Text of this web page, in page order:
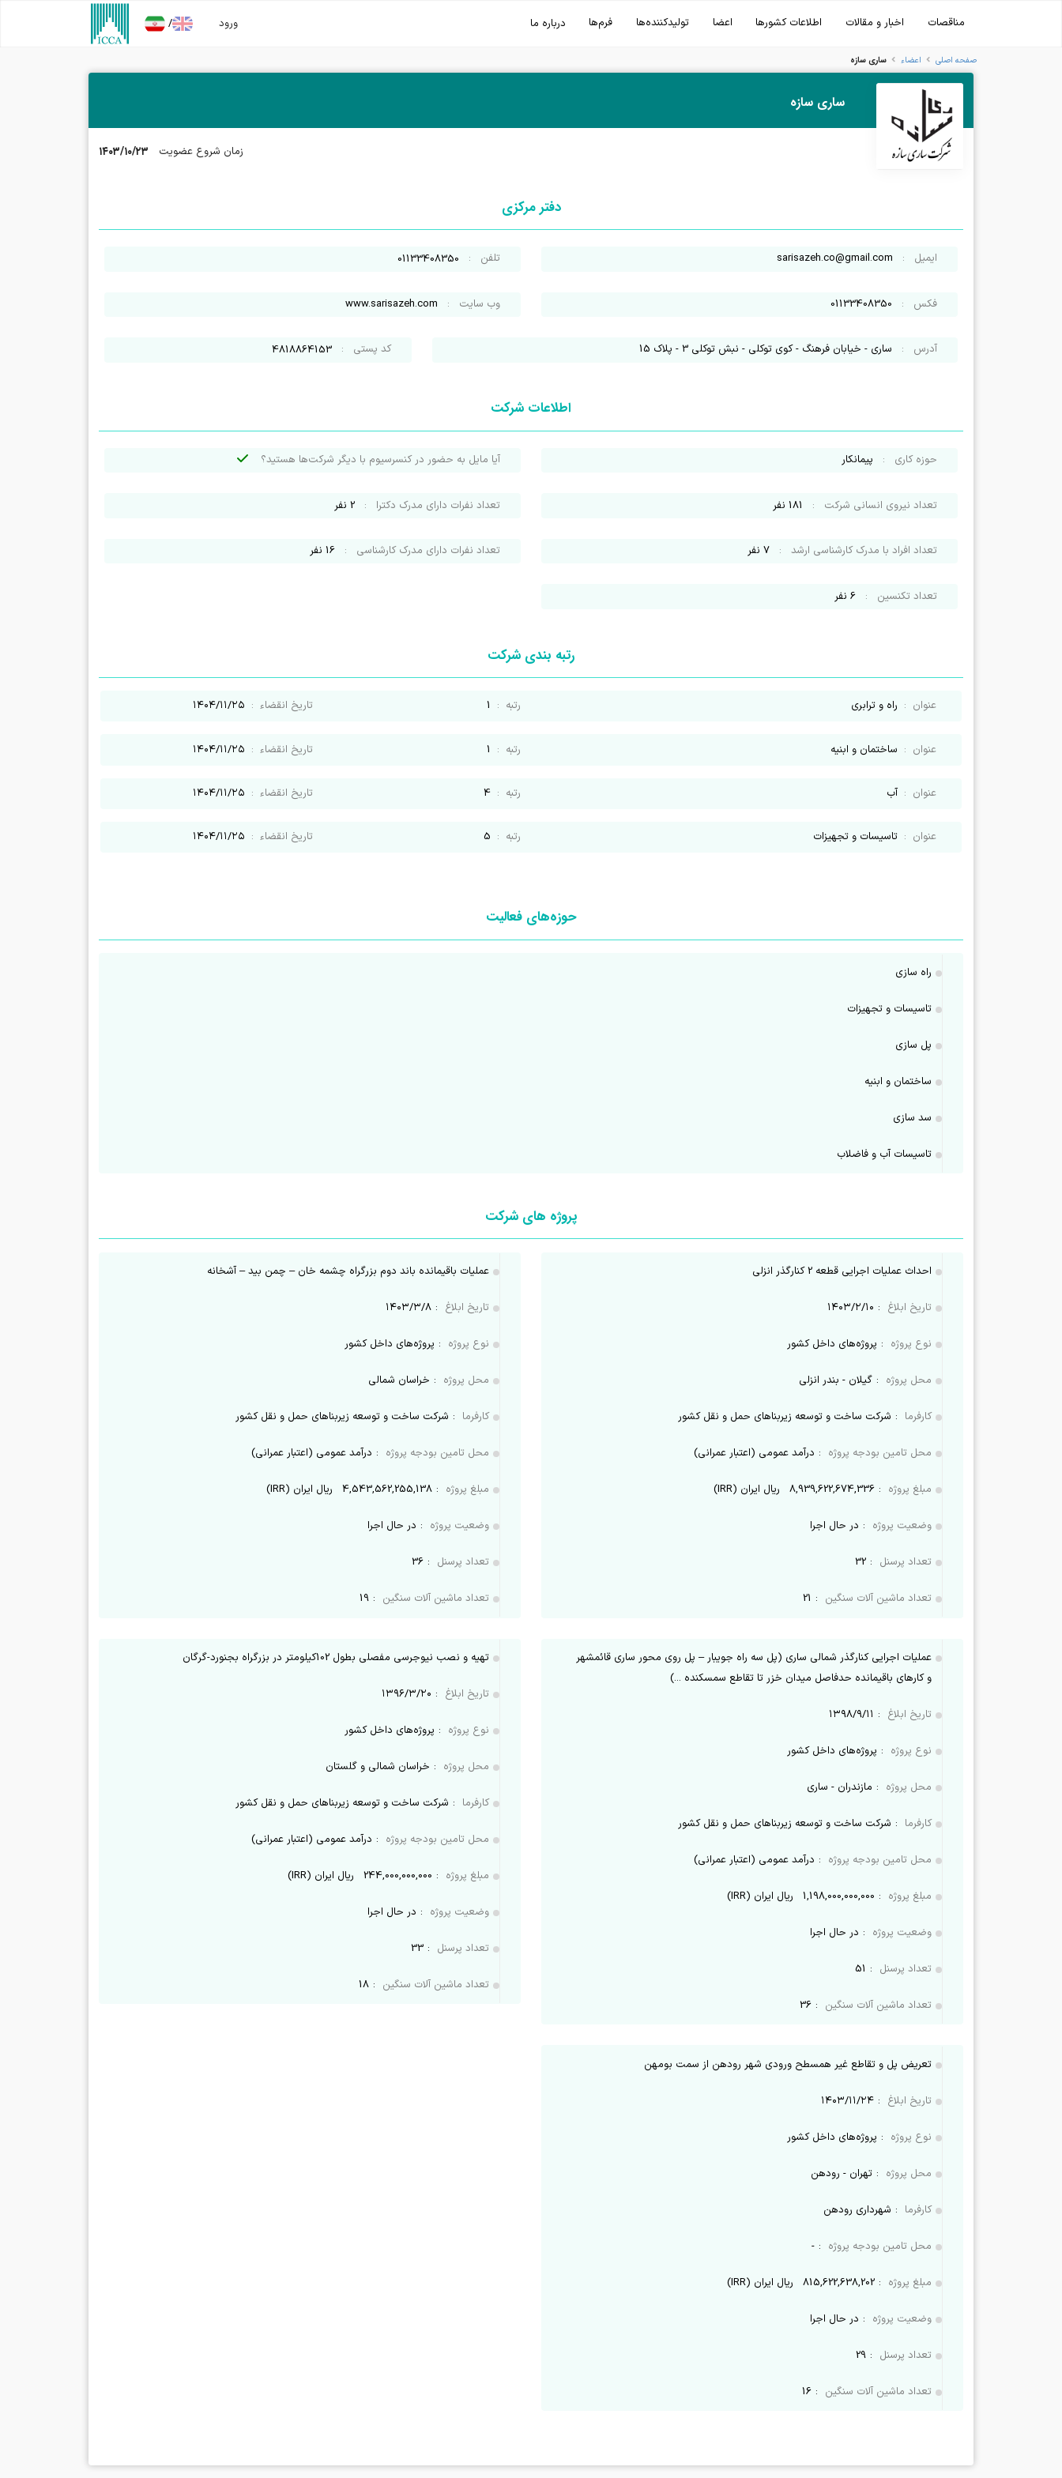
مناقصات اخبار و مقالات اطلاعات کشورها اعضا تولیدکننده‌ها فرم‌ها درباره ما ورود /
صفحه اصلی اعضاء ساری سازه
ساری سازه
زمان شروع عضویت ۱۴۰۳/۱۰/۲۳
دفتر مرکزی
ایمیل :
sarisazeh.co@gmail.com تلفن :
01133408350
فکس :
01133408350 وب سایت :
www.sarisazeh.com
آدرس : ساری - خیابان فرهنگ - کوی توکلی - نبش توکلی 3 - پلاک 15 کد پستی :
4818864153
اطلاعات شرکت
حوزه کاری : پیمانکار آیا مایل به حضور در کنسرسیوم با دیگر شرکت‌ها هستید؟
تعداد نیروی انسانی شرکت :
181 نفر تعداد نفرات دارای مدرک دکترا :
2 نفر
تعداد افراد با مدرک کارشناسی ارشد:
7 نفر تعداد نفرات دارای مدرک کارشناسی :
16 نفر
تعداد تکنسین :
6 نفر
رتبه بندی شرکت
عنوان : راه و ترابری رتبه :
1 تاریخ انقضاء: ۱۴۰۴/۱۱/۲۵
عنوان : ساختمان و ابنیه رتبه :
1 تاریخ انقضاء: ۱۴۰۴/۱۱/۲۵
عنوان :آب رتبه :
4 تاریخ انقضاء: ۱۴۰۴/۱۱/۲۵
عنوان :تاسیسات و تجهیزات رتبه :
5 تاریخ انقضاء: ۱۴۰۴/۱۱/۲۵
حوزه‌های فعالیت
راه سازی
تاسیسات و تجهیزات
پل سازی
ساختمان و ابنیه
سد سازی
تاسيسات آب و فاضلاب
پروژه های شرکت
احداث عملیات اجرایی قطعه 2 کنارگذر انزلی
تاریخ ابلاغ : ۱۴۰۳/۲/۱۰
نوع پروژه : پروژه‌های داخل کشور
محل پروژه : گیلان - بندر انزلی
کارفرما : شرکت ساخت و توسعه زیربناهای حمل و نقل کشور
محل تامین بودجه پروژه : درآمد عمومی (اعتبار عمرانی)
مبلغ پروژه :
8,939,622,674,336 ریال ایران (IRR)
وضعیت پروژه : در حال اجرا
تعداد پرسنل :
32
تعداد ماشین آلات سنگین :
21
عملیات باقیمانده باند دوم بزرگراه چشمه خان – چمن بید – آشخانه
تاریخ ابلاغ : ۱۴۰۳/۳/۸
نوع پروژه : پروژه‌های داخل کشور
محل پروژه : خراسان شمالی
کارفرما : شرکت ساخت و توسعه زیربناهای حمل و نقل کشور
محل تامین بودجه پروژه : درآمد عمومی (اعتبار عمرانی)
مبلغ پروژه :
4,543,562,255,138 ریال ایران (IRR)
وضعیت پروژه : در حال اجرا
تعداد پرسنل :
36
تعداد ماشین آلات سنگین :
19
عملیات اجرایی کنارگذر شمالی ساری (پل سه راه جویبار – پل روی محور ساری قائمشهر
و کارهای باقیمانده حدفاصل میدان خزر تا تقاطع سمسکنده ...)
تاریخ ابلاغ : ۱۳۹۸/۹/۱۱
نوع پروژه : پروژه‌های داخل کشور
محل پروژه : مازندران - ساری
کارفرما : شرکت ساخت و توسعه زیربناهای حمل و نقل کشور
محل تامین بودجه پروژه : درآمد عمومی (اعتبار عمرانی)
مبلغ پروژه :
1,198,000,000,000 ریال ایران (IRR)
وضعیت پروژه : در حال اجرا
تعداد پرسنل :
51
تعداد ماشین آلات سنگین :
36
تهیه و نصب نیوجرسی مفصلی بطول 102کیلومتر در بزرگراه بجنورد-گرگان
تاریخ ابلاغ : ۱۳۹۶/۳/۲۰
نوع پروژه : پروژه‌های داخل کشور
محل پروژه : خراسان شمالی و گلستان
کارفرما : شرکت ساخت و توسعه زیربناهای حمل و نقل کشور
محل تامین بودجه پروژه : درآمد عمومی (اعتبار عمرانی)
مبلغ پروژه :
244,000,000,000 ریال ایران (IRR)
وضعیت پروژه : در حال اجرا
تعداد پرسنل :
33
تعداد ماشین آلات سنگین :
18
تعریض پل و تقاطع غیر همسطح ورودی شهر رودهن از سمت بومهن
تاریخ ابلاغ : ۱۴۰۳/۱۱/۲۴
نوع پروژه : پروژه‌های داخل کشور
محل پروژه : تهران - رودهن
کارفرما : شهرداری رودهن
محل تامین بودجه پروژه :
-
مبلغ پروژه :
815,622,638,202 ریال ایران (IRR)
وضعیت پروژه : در حال اجرا
تعداد پرسنل :
29
تعداد ماشین آلات سنگین :
16